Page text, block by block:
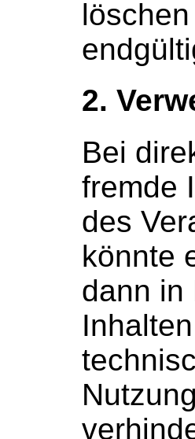
2.
Bei
fremde
des
könnte
dann in